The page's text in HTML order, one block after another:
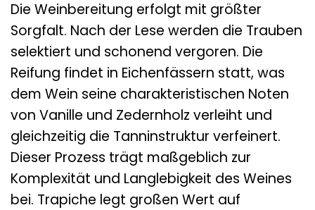
Die Weinbereitung erfolgt mit größter
Sorgfalt. Nach der Lese werden die Trauben
selektiert und schonend vergoren. Die
Reifung findet in Eichenfässern statt, was
dem Wein seine charakteristischen Noten
von Vanille und Zedernholz verleiht und
gleichzeitig die Tanninstruktur verfeinert.
Dieser Prozess trägt maßgeblich zur
Komplexität und Langlebigkeit des Weines
bei. Trapiche legt großen Wert auf